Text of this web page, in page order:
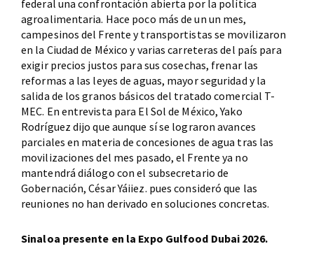
federal una confrontación abierta por la política
agroalimentaria. Hace poco más de un un mes,
campesinos del Frente y transportistas se movilizaron
en la Ciudad de México y varias carreteras del país para
exigir precios justos para sus cosechas, frenar las
reformas a las leyes de aguas, mayor seguridad y la
salida de los granos básicos del tratado comercial T-
MEC. En entrevista para El Sol de México, Yako
Rodríguez dijo que aunque sí se lograron avances
parciales en materia de concesiones de agua tras las
movilizaciones del mes pasado, el Frente ya no
mantendrá diálogo con el subsecretario de
Gobernación, César Yáiiez. pues consideró que las
reuniones no han derivado en soluciones concretas.
Sinaloa presente en la Expo Gulfood Dubai 2026.